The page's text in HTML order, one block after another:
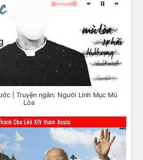
| Truyện ngắn: Người Linh Mục Mù
Lòa